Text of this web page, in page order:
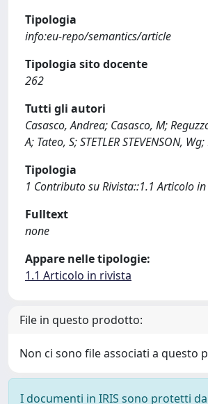
Tipologia
info:eu-repo/semantics/article
Tipologia sito docente
262
Tutti gli autori
Casasco, Andrea; Casasco, M;
A; Tateo, S; STETLER STEVENSON,
Tipologia
1 Contributo su Rivista::1.1 Articolo
Fulltext
none
Appare nelle tipologie:
1.1 Articolo in rivista
File in questo prodotto:
Non ci sono file associati a questo
I documenti in IRIS sono protetti